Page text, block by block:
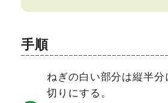
手順
ねぎの白い部分は縦半分
切りにする。